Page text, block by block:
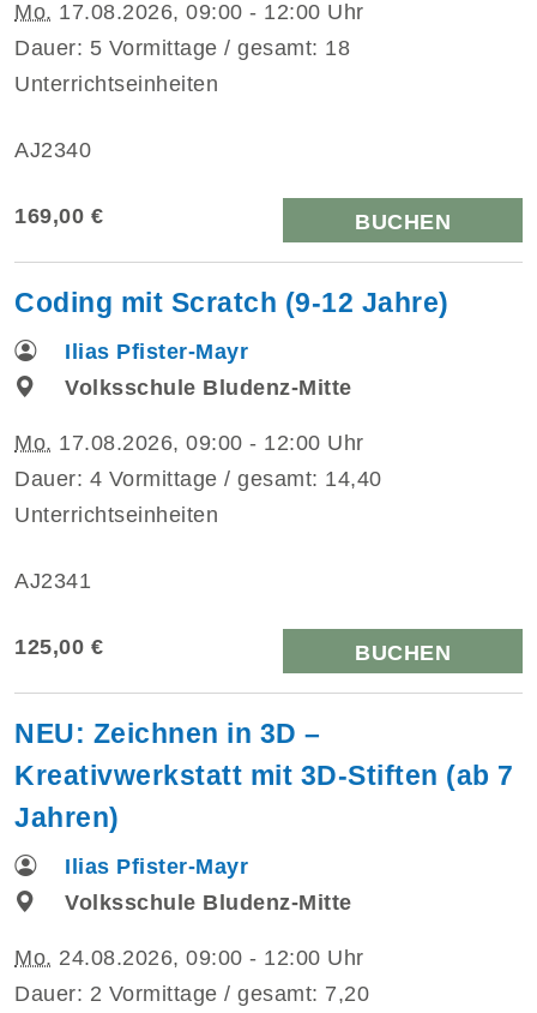
Mo. 17.08.2026, 09:00 - 12:00 Uhr
Dauer: 5 Vormittage / gesamt: 18
Unterrichtseinheiten
AJ2340
169,00 € BUCHEN
Coding mit Scratch (9-12 Jahre)
Ilias Pfister-Mayr
Volksschule Bludenz-Mitte
Mo. 17.08.2026, 09:00 - 12:00 Uhr
Dauer: 4 Vormittage / gesamt: 14,40
Unterrichtseinheiten
AJ2341
125,00 € BUCHEN
NEU: Zeichnen in 3D –
Kreativwerkstatt mit 3D-Stiften (ab 7
Jahren)
Ilias Pfister-Mayr
Volksschule Bludenz-Mitte
Mo. 24.08.2026, 09:00 - 12:00 Uhr
Dauer: 2 Vormittage / gesamt: 7,20